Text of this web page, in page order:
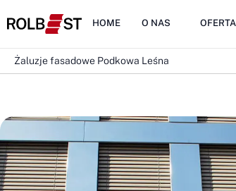
HOME O NAS OFERTA
Żaluzje fasadowe Podkowa Leśna